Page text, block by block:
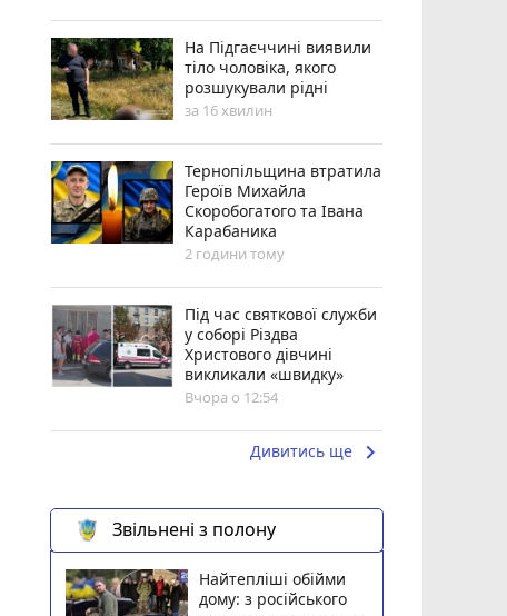
На Підгаєччині виявили
тіло чоловіка, якого
розшукували рідні
за 16 хвилин
Тернопільщина втратила
Героїв Михайла
Скоробогатого та Івана
Карабаника
2 години тому
Під час святкової служби
у соборі Різдва
Христового дівчині
викликали «швидку»
Вчора о 12:54
Дивитись ще keyboard_arrow_right
Звільнені з полону
Найтепліші обійми
дому: з російського